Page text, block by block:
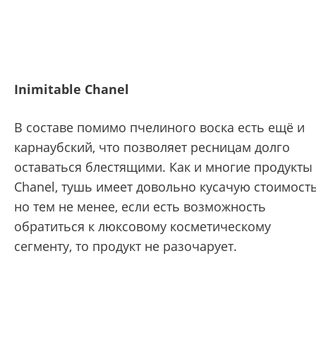
Inimitable Chanel
В составе помимо пчелиного воска есть ещё и
карнаубский, что позволяет ресницам долго
оставаться блестящими. Как и многие продукты
Chanel, тушь имеет довольно кусачую
но тем не менее, если есть возможность
обратиться к люксовому косметическому
сегменту, то продукт не разочарует.